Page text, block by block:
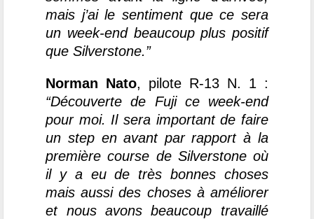
mais j’ai le sentiment que ce sera
un week-end beaucoup plus positif
que Silverstone.”
Norman Nato, pilote R-13 N. 1 :
“Découverte de Fuji ce week-end
pour moi. Il sera important de faire
un step en avant par rapport à la
première course de Silverstone où
il y a eu de très bonnes choses
mais aussi des choses à améliorer
et nous avons beaucoup travaillé